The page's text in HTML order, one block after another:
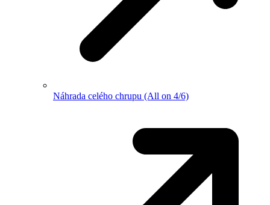
Náhrada celého chrupu (All on 4/6)